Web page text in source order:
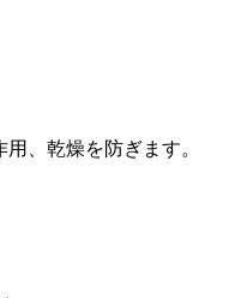
、乾燥を防ぎます。